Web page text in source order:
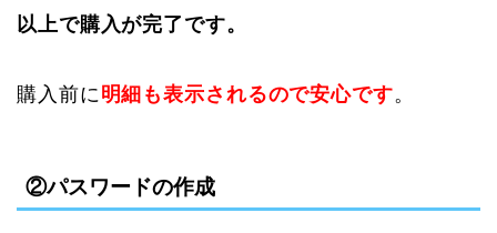
以上で購入が完了です。
購入前に 明細も表示されるので安心です。
②パスワードの作成